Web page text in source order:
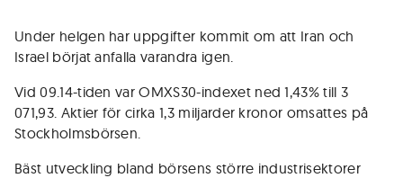
Under helgen har uppgifter kommit om att Iran och
Israel börjat anfalla varandra igen.
Vid 09.14-tiden var OMXS30-indexet ned 1,43% till 3
071,93. Aktier för cirka 1,3 miljarder kronor omsattes på
Stockholmsbörsen.
Bäst utveckling bland börsens större industrisektorer